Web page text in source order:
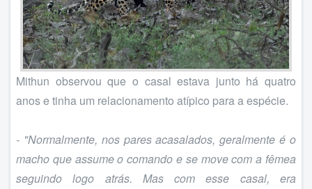
Mithun observou que o casal estava junto há quatro
anos e tinha um relacionamento atípico para a espécie.
- "Normalmente, nos pares acasalados, geralmente é o
macho que assume o comando e se move com a fêmea
seguindo logo atrás. Mas com esse casal, era